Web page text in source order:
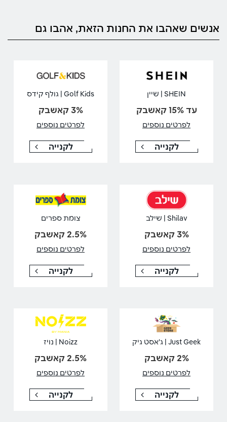
אנשים שאהבו את החנות הזאת, אהבו גם
SHEIN | שיין
עד 15% קאשבק
לפרטים נוספים
לקנייה
Golf Kids | גולף קידס
3% קאשבק
לפרטים נוספים
לקנייה
Shilav | שילב
3% קאשבק
לפרטים נוספים
לקנייה
צומת ספרים
2.5% קאשבק
לפרטים נוספים
לקנייה
Just Geek | ג'אסט גיק
2% קאשבק
לפרטים נוספים
לקנייה
Noizz | נויז
2.5% קאשבק
לפרטים נוספים
לקנייה